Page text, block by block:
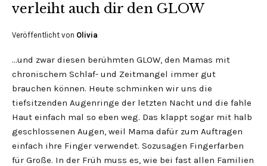
verleiht auch dir den GLOW
Veröffentlicht von Olivia
…und zwar diesen berühmten GLOW, den Mamas mit
chronischem Schlaf- und Zeitmangel immer gut
brauchen können. Heute schminken wir uns die
tiefsitzenden Augenringe der letzten Nacht und die fahle
Haut einfach mal so eben weg. Das klappt sogar mit halb
geschlossenen Augen, weil Mama dafür zum Auftragen
einfach ihre Finger verwendet. Sozusagen Fingerfarben
für Große. In der Früh muss es, wie bei fast allen Familien